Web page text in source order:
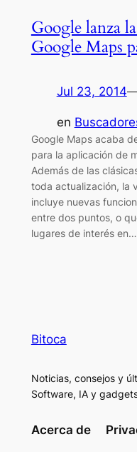
Google lanza
Google Maps
Jul 23, 2014
en
Google Maps acaba
para la aplicación de
Además de las
toda actualización, la
incluye nuevas
entre dos puntos, o
lugares de interés en…
Bitoca
Noticias, consejos y
Software, IA y
Acerca de